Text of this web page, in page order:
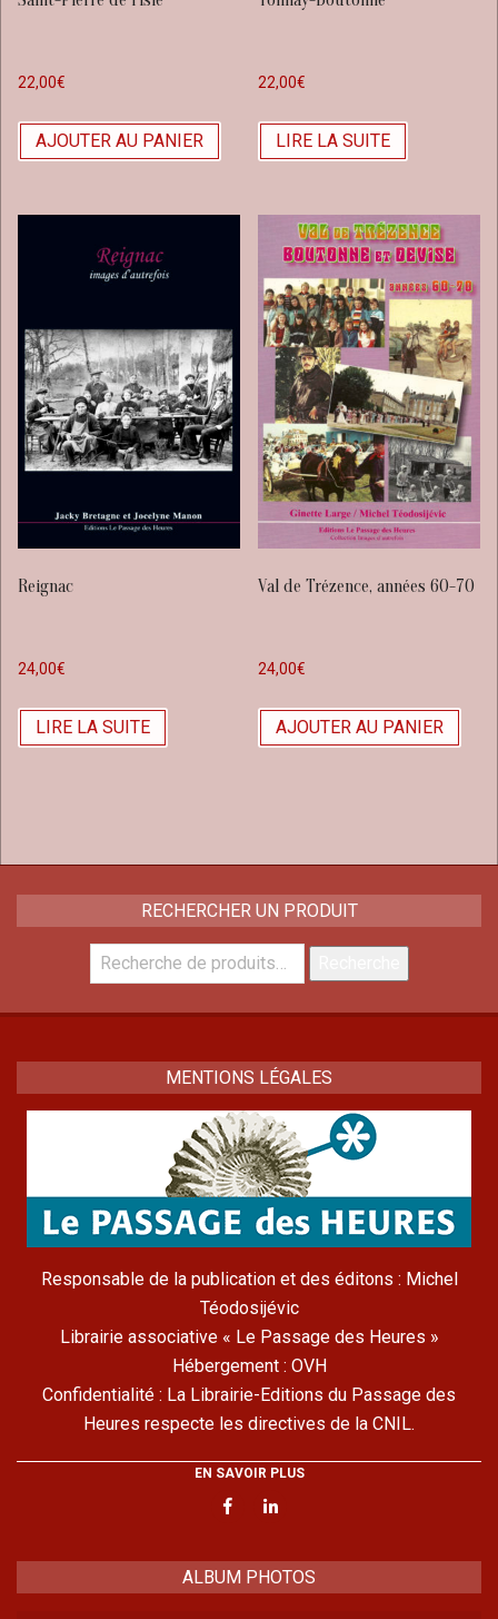
22,00€
AJOUTER AU PANIER
22,00€
LIRE LA SUITE
Reignac
24,00€
LIRE LA SUITE
Val de Trézence, années 60-70
24,00€
AJOUTER AU PANIER
RECHERCHER UN PRODUIT
Recherche
pour :
MENTIONS LÉGALES
Responsable de la publication et des éditons : Michel
Téodosijévic
Librairie associative « Le Passage des Heures »
Hébergement : OVH
Confidentialité : La Librairie-Editions du Passage des
Heures respecte les directives de la CNIL.
EN SAVOIR PLUS
ALBUM PHOTOS